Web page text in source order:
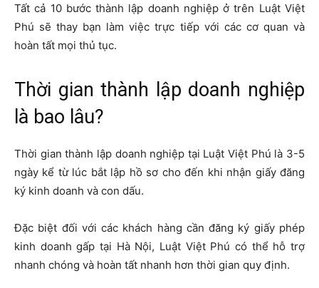
Tất cả 10 bước thành lập doanh nghiệp ở trên Luật Việt
Phú sẽ thay bạn làm việc trực tiếp với các cơ quan và
hoàn tất mọi thủ tục.
Thời gian thành lập doanh nghiệp
là bao lâu?
Thời gian thành lập doanh nghiệp tại Luật Việt Phú là 3-5
ngày kể từ lúc bắt lập hồ sơ cho đến khi nhận giấy đăng
ký kinh doanh và con dấu.
Đặc biệt đối với các khách hàng cần đăng ký giấy phép
kinh doanh gấp tại Hà Nội, Luật Việt Phú có thể hỗ trợ
nhanh chóng và hoàn tất nhanh hơn thời gian quy định.